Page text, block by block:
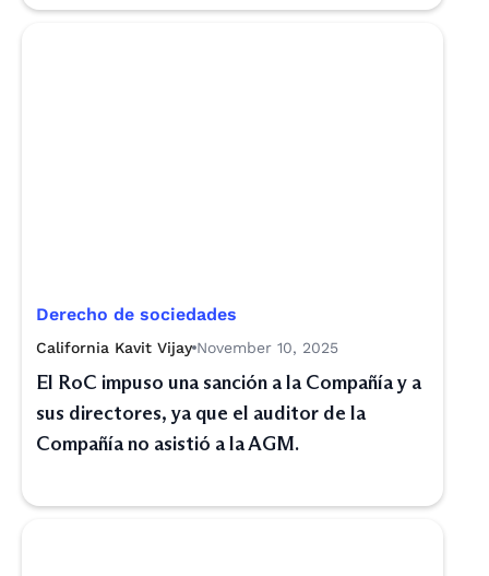
Derecho de sociedades
California Kavit Vijay November 10, 2025
El RoC impuso una sanción a la Compañía y a
sus directores, ya que el auditor de la
Compañía no asistió a la AGM.